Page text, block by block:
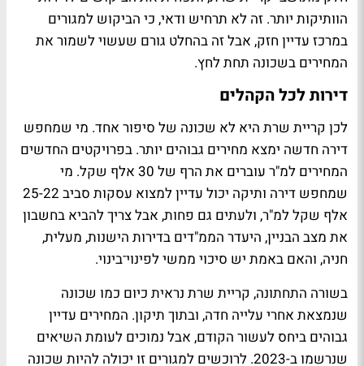
הוותיקות יותר. זה לא תרחיש ודאי, כי הביקוש למגורים
במרכז עדיין חזק, אבל זה בהחלט גורם שעשוי לשמור את
המחירים בשכונה תחת לחץ.
דירות לכל הקהלים
לכן קריית שרת היא לא שכונה של סיפור אחד. מי שמחפש
דירה חדשה ימצא מחירים גבוהים יותר. בפרויקטים החדשים
המחירים למ"ר עוברים את הרף של 30 אלף שקל. מי
שמחפש דירה ותיקה יכול עדיין למצוא עסקות סביב 25-22
אלף שקל למ"ר, ולעתים גם פחות, אבל צריך להביא בחשבון
את מצב הבניין, היעדר הממ"דים בדירות הישנות, מעלית,
חניה, והאם באמת יש סיכוי ממשי לפינוי־בינוי.
בשורה התחתונה, קריית שרת נראית כיום כמו שכונה
שנמצאת אחרי עלייה חדה, ובתוך תיקון. המחירים עדיין
גבוהים ביחס לעשור הקודם, אבל נמוכים לעומת השיאים
שנרשמו ב-2023. לרוכשים למגורים זו יכולה להיות שכונה